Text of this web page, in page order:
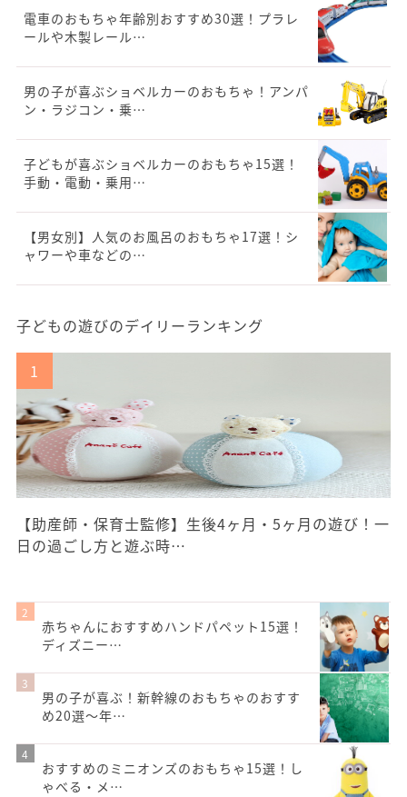
電車のおもちゃ年齢別おすすめ30選！プラレ
ールや木製レール…
男の子が喜ぶショベルカーのおもちゃ！アンパ
ン・ラジコン・乗…
子どもが喜ぶショベルカーのおもちゃ15選！
手動・電動・乗用…
【男女別】人気のお風呂のおもちゃ17選！シ
ャワーや車などの…
子どもの遊びのデイリーランキング
【助産師・保育士監修】生後4ヶ月・5ヶ月の遊び！一
日の過ごし方と遊ぶ時…
赤ちゃんにおすすめハンドパペット15選！
ディズニー…
男の子が喜ぶ！新幹線のおもちゃのおすす
め20選〜年…
おすすめのミニオンズのおもちゃ15選！し
ゃべる・メ…